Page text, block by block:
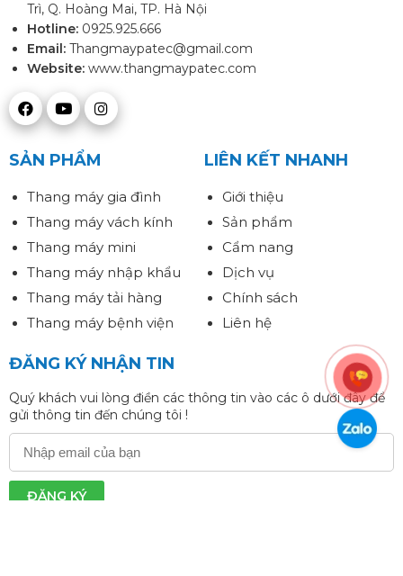
Trì, Q. Hoàng Mai, TP. Hà Nội
Hotline: 0925.925.666
Email: Thangmaypatec@gmail.com
Website: www.thangmaypatec.com
SẢN PHẨM
Thang máy gia đình
Thang máy vách kính
Thang máy mini
Thang máy nhập khẩu
Thang máy tải hàng
Thang máy bệnh viện
LIÊN KẾT NHANH
Giới thiệu
Sản phẩm
Cẩm nang
Dịch vụ
Chính sách
Liên hệ
ĐĂNG KÝ NHẬN TIN
Quý khách vui lòng điền các thông tin vào các ô dưới đây để
gửi thông tin đến chúng tôi !
ĐĂNG KÝ